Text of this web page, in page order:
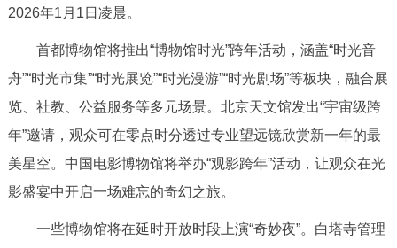
政策兑现
决策公开
政务服务
2026年1月1日凌晨。
首都博物馆将推出“博物馆时光”跨年活动，涵盖“时光音
舟”“时光市集”“时光展览”“时光漫游”“时光剧场”等板块，融合展
览、社教、公益服务等多元场景。北京天文馆发出“宇宙级跨
年”邀请，观众可在零点时分透过专业望远镜欣赏新一年的最
美星空。中国电影博物馆将举办“观影跨年”活动，让观众在光
影盛宴中开启一场难忘的奇幻之旅。
一些博物馆将在延时开放时段上演“奇妙夜”。白塔寺管理